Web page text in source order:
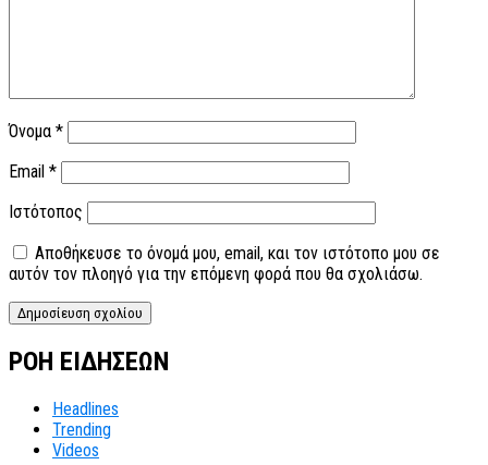
Όνομα *
Email *
Ιστότοπος
Αποθήκευσε το όνομά μου, email, και τον ιστότοπο μου σε
αυτόν τον πλοηγό για την επόμενη φορά που θα σχολιάσω.
ΡΟΗ ΕΙΔΗΣΕΩΝ
Headlines
Trending
Videos